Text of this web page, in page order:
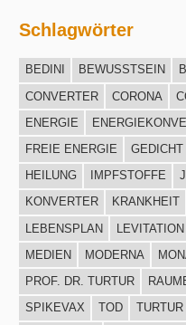
Schlagwörter
BEDINI BEWUSSTSEIN
CONVERTER
CORONA
ENERGIE
FREIE ENERGIE
GEDICHT
HEILUNG
IMPFSTOFFE
KONVERTER
KRANKHEIT
LEBENSPLAN
LEVITATION
MEDIEN
MODERNA
PROF. DR. TURTUR
SPIKEVAX
TOD TURTUR